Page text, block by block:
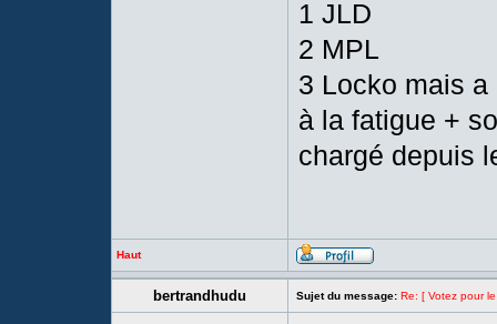
1 JLD
2 MPL
3 Locko mais
à la fatigue +
chargé depuis
Haut
bertrandhudu Sujet du message: Re: [ Votez pour